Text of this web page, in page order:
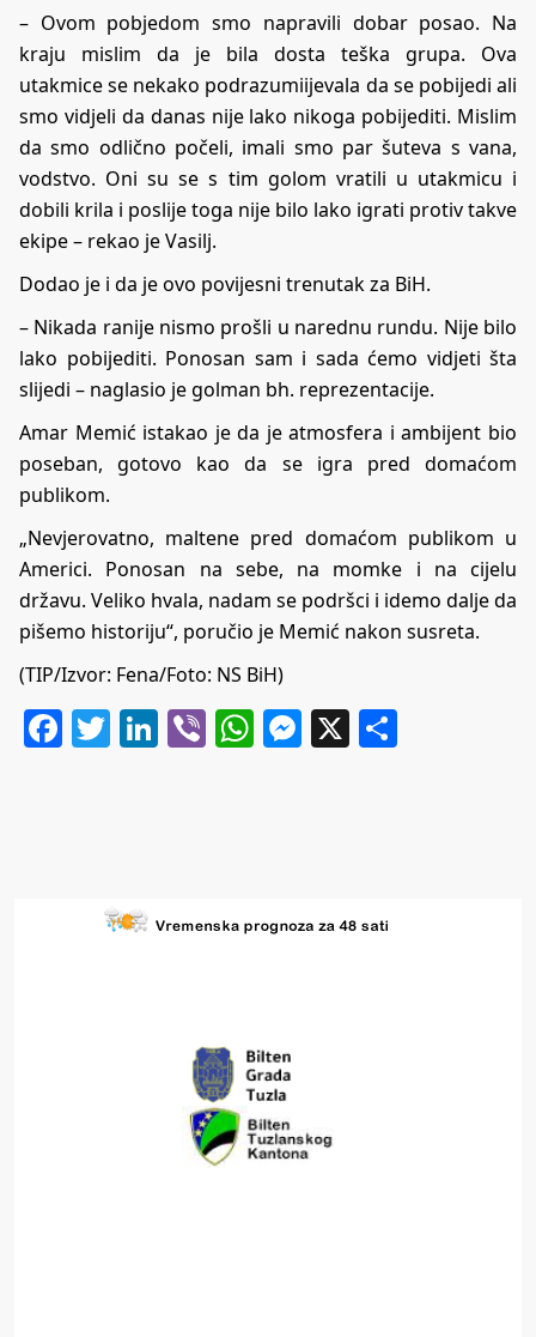
– Ovom pobjedom smo napravili dobar posao. Na
kraju mislim da je bila dosta teška grupa. Ova
utakmice se nekako podrazumiijevala da se pobijedi ali
smo vidjeli da danas nije lako nikoga pobijediti. Mislim
da smo odlično počeli, imali smo par šuteva s vana,
vodstvo. Oni su se s tim golom vratili u utakmicu i
dobili krila i poslije toga nije bilo lako igrati protiv takve
ekipe – rekao je Vasilj.
Dodao je i da je ovo povijesni trenutak za BiH.
– Nikada ranije nismo prošli u narednu rundu. Nije bilo
lako pobijediti. Ponosan sam i sada ćemo vidjeti šta
slijedi – naglasio je golman bh. reprezentacije.
Amar Memić istakao je da je atmosfera i ambijent bio
poseban, gotovo kao da se igra pred domaćom
publikom.
„Nevjerovatno, maltene pred domaćom publikom u
Americi. Ponosan na sebe, na momke i na cijelu
državu. Veliko hvala, nadam se podršci i idemo dalje da
pišemo historiju“, poručio je Memić nakon susreta.
(TIP/Izvor: Fena/Foto: NS BiH)
Facebook
Twitter
LinkedIn
ViberWhatsApp
Messenger
X